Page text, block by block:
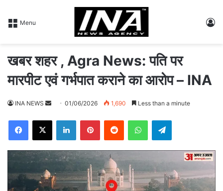
Menu
खबर शहर , Agra News: पति पर
मारपीट एवं गर्भपात कराने का आरोप – INA
INA NEWS
d
a
e
m
01/06/2026 1,690 Less than a minute